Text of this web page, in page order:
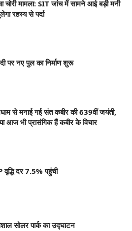
चोरी मामला: SIT जांच में सामने आई बड़ी मनी
रहस्य से पर्दा
पर नए पुल का निर्माण शुरू
से मनाई गई संत कबीर की 639वीं जयंती,
आज भी प्रासंगिक हैं कबीर के विचार
वृद्धि दर 7.5% पहुंची
सोलर पार्क का उद्घाटन